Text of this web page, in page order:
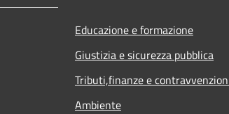
Educazione e formazione
Giustizia e sicurezza pubblica
Tributi,finanze e
Ambiente